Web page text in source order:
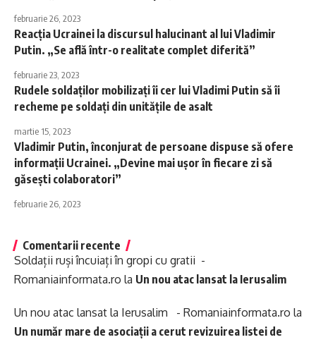
februarie 26, 2023
Reacția Ucrainei la discursul halucinant al lui Vladimir
Putin. „Se află într-o realitate complet diferită”
februarie 23, 2023
Rudele soldaților mobilizați îi cer lui Vladimi Putin să îi
recheme pe soldați din unitățile de asalt
martie 15, 2023
Vladimir Putin, înconjurat de persoane dispuse să ofere
informații Ucrainei. „Devine mai ușor în fiecare zi să
găsești colaboratori”
februarie 26, 2023
Comentarii recente
Soldații ruși încuiați în gropi cu gratii -
Romaniainformata.ro la Un nou atac lansat la Ierusalim
Un nou atac lansat la Ierusalim - Romaniainformata.ro la
Un număr mare de asociații a cerut revizuirea listei de